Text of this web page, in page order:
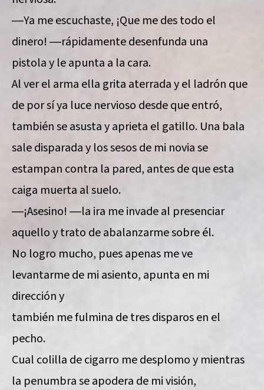
―Ya me escuchaste, ¡Que me des todo el
dinero! ―rápidamente desenfunda una
pistola y le apunta a la cara.
Al ver el arma ella grita aterrada y el ladrón que
de por sí ya luce nervioso desde que entró,
también se asusta y aprieta el gatillo. Una bala
sale disparada y los sesos de mi novia se
estampan contra la pared, antes de que esta
caiga muerta al suelo.
―¡Asesino! ―la ira me invade al presenciar
aquello y trato de abalanzarme sobre él.
No logro mucho, pues apenas me ve
levantarme de mi asiento, apunta en mi
dirección y
también me fulmina de tres disparos en el
pecho.
Cual colilla de cigarro me desplomo y mientras
la penumbra se apodera de mi visión,